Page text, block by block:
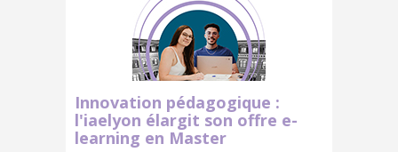
Innovation pédagogique :
l'iaelyon élargit son offre e-
learning en Master